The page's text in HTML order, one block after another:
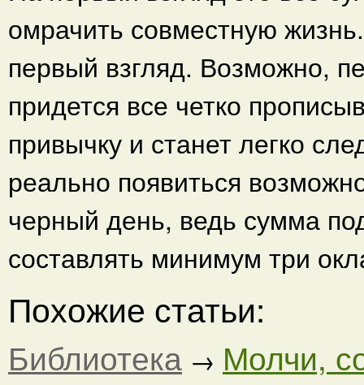
омрачить совместную
первый взгляд. Возможно,
придется все четко
привычку и станет легко
реально появиться
черный день, ведь сумма
составлять минимум три
Похожие статьи:
Библиотека → Молчи,